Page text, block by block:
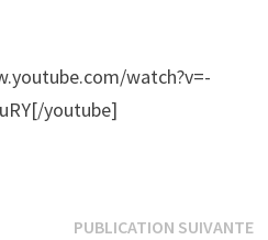
watch?v=-
youtube]
PUBLICATION SUIVANTE